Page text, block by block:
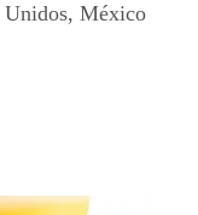
Unidos, México